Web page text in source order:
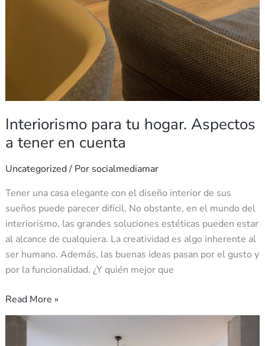
Interiorismo para tu hogar. Aspectos
a tener en cuenta
Uncategorized/ Por socialmediamar
Tener una casa elegante con el diseño interior de sus
sueños puede parecer difícil. No obstante, en el mundo del
interiorismo, las grandes soluciones estéticas pueden estar
al alcance de cualquiera. La creatividad es algo inherente al
ser humano. Además, las buenas ideas pasan por el gusto y
por la funcionalidad. ¿Y quién mejor que
Read More »
Integrar